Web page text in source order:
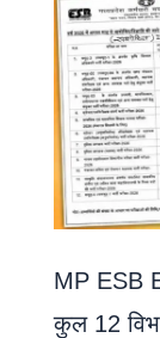
MP ESB
कुल 12